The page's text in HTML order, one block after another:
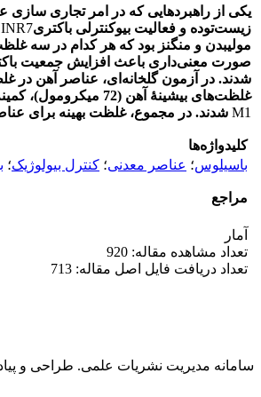
یکی از راهبردهایی که در امر تجاری
زیست‌توده و فعالیت بیوکنترلی باکتریINR7
صورت معنی‌داری باعث افزایش جمعیت باکتری شدند. غلظت کمینه و متوسط روی (35 و 70
غلظت‌های بیشینۀ آهن (72 میکرومول)، کمینۀ روی (35 میکرومول)، بیشینۀ منگنز (50 میکرومول) و متوسط مولیبدن (1/8 میکرومول) باعث کاهش معنی‌دار کارایی بیوکنترلی باکتری در مقایسه با محیط پایه
M1 شدند. در مجموع، غلظت بهینه برای
کلیدواژه‌ها
باسیلوس؛ عناصر معدنی؛ کنترل بیولوژیک؛
مراجع
آمار
تعداد مشاهده مقاله: 920
تعداد دریافت فایل اصل مقاله: 713
سامانه مدیریت نشریات علمی. طراحی و